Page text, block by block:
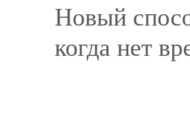
Новый
когда нет